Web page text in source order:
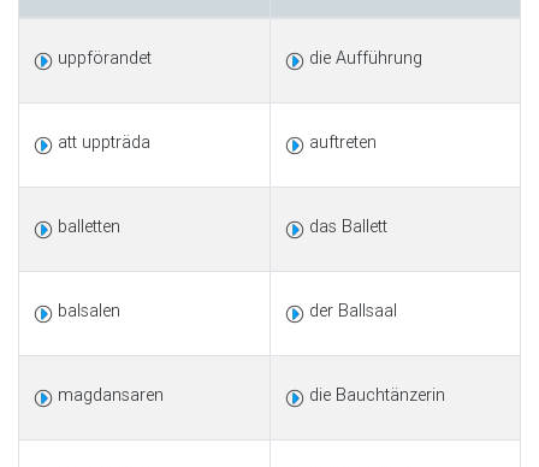
uppförandet die Aufführung
att uppträda auftreten
balletten das Ballett
balsalen der Ballsaal
magdansaren die Bauchtänzerin